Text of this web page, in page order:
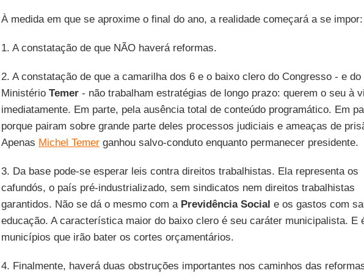
À medida em que se aproxime o final do ano, a realidade começará a se impor:
1. A constatação de que NÃO haverá reformas.
2. A constatação de que a camarilha dos 6 e o baixo clero do Congresso - e do
Ministério Temer- não trabalham estratégias de longo prazo: querem o seu à
imediatamente. Em parte, pela ausência total de conteúdo programático. Em
porque pairam sobre grande parte deles processos judiciais e ameaças de
Apenas Michel Temerganhou salvo-conduto enquanto permanecer presidente.
3. Da base pode-se esperar leis contra direitos trabalhistas. Ela representa os
cafundós, o país pré-industrializado, sem sindicatos nem direitos trabalhistas
garantidos. Não se dá o mesmo com a Previdência Social e os gastos com
educação. A característica maior do baixo clero é seu caráter municipalista. E
municípios que irão bater os cortes orçamentários.
4. Finalmente, haverá duas obstruções importantes nos caminhos das